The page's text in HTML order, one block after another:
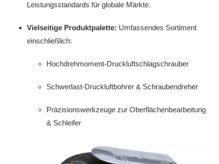
Leistungsstandards für globale Märkte.
Vielseitige Produktpalette: Umfassendes Sortiment
einschließlich:
Hochdrehmoment‑Druckluftschlagschrauber
Schwerlast‑Druckluftbohrer & Schraubendreher
Präzisionswerkzeuge zur Oberflächenbearbeitung
& Schleifer